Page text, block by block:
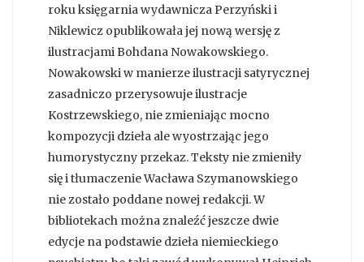
roku księgarnia wydawnicza Perzyński i
Niklewicz opublikowała jej nową wersję z
ilustracjami Bohdana Nowakowskiego.
Nowakowski w manierze ilustracji satyrycznej
zasadniczo przerysowuje ilustracje
Kostrzewskiego, nie zmieniając mocno
kompozycji dzieła ale wyostrzając jego
humorystyczny przekaz. Teksty nie zmieniły
się i tłumaczenie Wacława Szymanowskiego
nie zostało poddane nowej redakcji. W
bibliotekach można znaleźć jeszcze dwie
edycje na podstawie dzieła niemieckiego